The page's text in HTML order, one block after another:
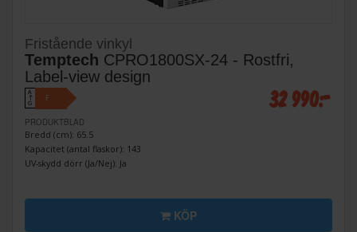
Fristående vinkyl
Temptech CPRO1800SX-24 - Rostfri,
Label-view design
A
↑
G
F
PRODUKTBLAD
Bredd (cm): 65.5
Kapacitet (antal flaskor): 143
UV-skydd dörr (Ja/Nej): Ja
32 990:-
KÖP